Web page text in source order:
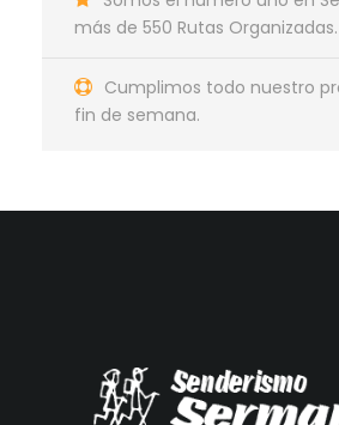
más de 550 Rutas Organizadas.
Cumplimos todo nuestro
fin de semana.